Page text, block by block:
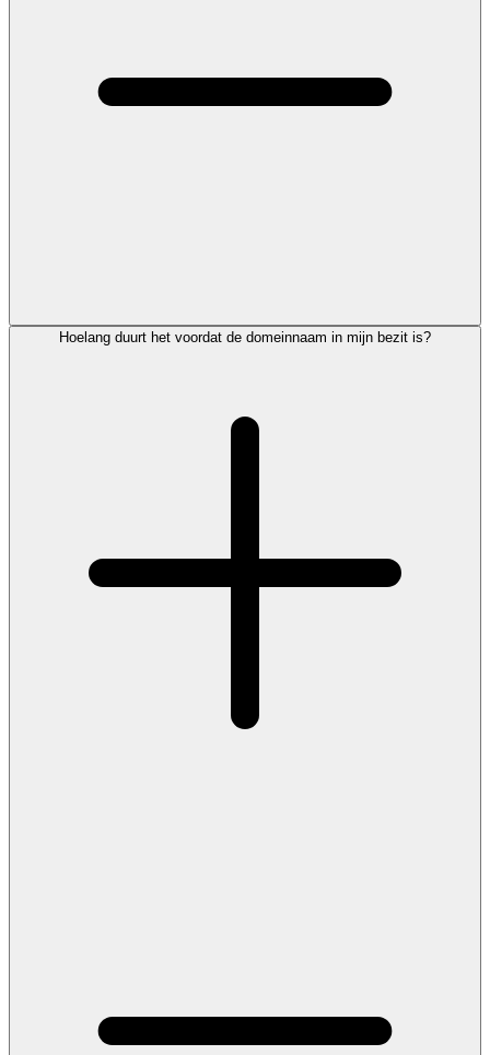
Hoelang duurt het voordat de domeinnaam in mijn bezit is?